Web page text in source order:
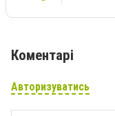
Коментарі
Авторизуватись